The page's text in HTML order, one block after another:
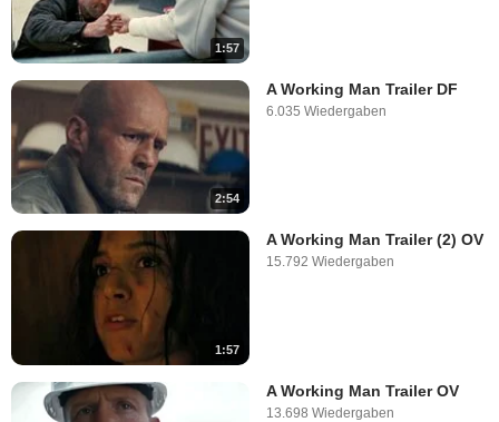
1:57
2:54
A Working Man Trailer DF
6.035 Wiedergaben
1:57
A Working Man Trailer (2) OV
15.792 Wiedergaben
A Working Man Trailer OV
13.698 Wiedergaben